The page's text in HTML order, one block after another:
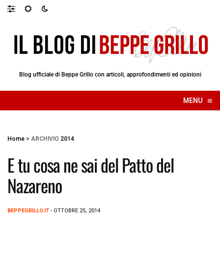
Blog ufficiale di Beppe Grillo con articoli, approfondimenti ed opinioni
MENU ≡
☰
Home > ARCHIVIO 2014
E tu cosa ne sai del Patto del
Nazareno
BEPPEGRILLO.IT - OTTOBRE 25, 2014